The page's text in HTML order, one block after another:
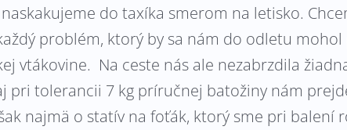
do taxíka smerom na letisko.
problém, ktorý by sa nám do odletu
vtákovine. Na ceste nás ale nezabrzdila
pri tolerancii 7 kg príručnej batožiny nám
najmä o statív na foťák, ktorý sme pri